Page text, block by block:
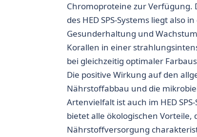
Chromoproteine zur Verfügung.
des HED SPS-Systems liegt also
Gesunderhaltung und
Korallen in einer
bei gleichzeitig optimaler
Die positive Wirkung auf den
Nährstoffabbau und die
Artenvielfalt ist auch im HED
bietet alle ökologischen Vorteile,
Nährstoffversorgung